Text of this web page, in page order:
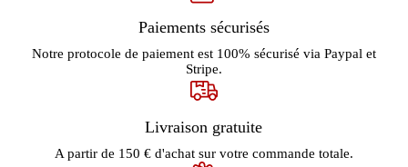
Paiements sécurisés
Notre protocole de paiement est 100% sécurisé via Paypal et
Stripe.
Livraison gratuite
A partir de 150 € d'achat sur votre commande totale.